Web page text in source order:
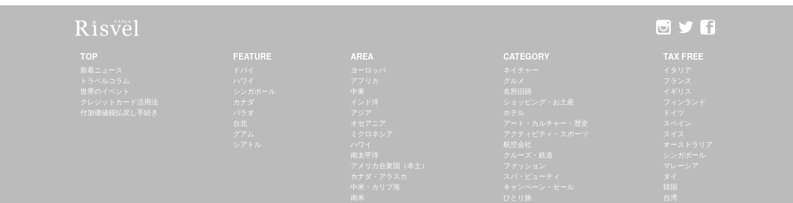
TOP
新着ニュース
トラベルコラム
世界のイベント
クレジットカード活用法
付加価値税払戻し手続き
FEATURE
ドバイ
ハワイ
シンガポール
カナダ
パラオ
台北
グアム
シアトル
AREA
ヨーロッパ
アフリカ
中東
インド洋
アジア
オセアニア
ミクロネシア
ハワイ
南太平洋
アメリカ合衆国（本土）
カナダ・アラスカ
中米・カリブ海
南米
CATEGORY
ネイチャー
グルメ
名所旧跡
ショッピング・お土産
ホテル
アート・カルチャー・歴史
アクティビティ・スポーツ
航空会社
クルーズ・鉄道
ファッション
スパ・ビューティ
キャンペーン・セール
ひとり旅
TAX FREE
イタリア
フランス
イギリス
フィンランド
ドイツ
スペイン
スイス
オーストラリア
シンガポール
マレーシア
タイ
韓国
台湾